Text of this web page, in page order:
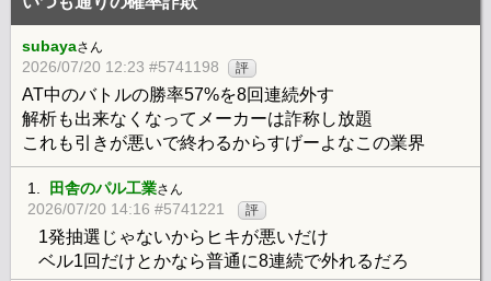
subayaさん
2026/07/20 12:23 #5741198 評
AT中のバトルの勝率57%を8回連続外す
解析も出来なくなってメーカーは詐称し放題
これも引きが悪いで終わるからすげーよなこの業界
1. 田舎のパル工業さん
2026/07/20 14:16 #5741221 評
1発抽選じゃないからヒキが悪いだけ
ベル1回だけとかなら普通に8連続で外れるだろ